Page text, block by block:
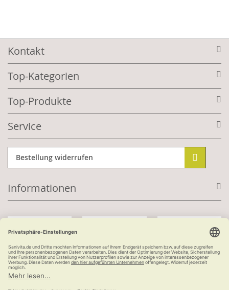
Kontakt
Top-Kategorien
Top-Produkte
Service
Bestellung widerrufen
Informationen
Kauf auf Rechnung